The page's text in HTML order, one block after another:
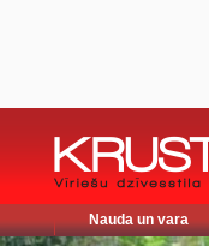
Nauda un vara